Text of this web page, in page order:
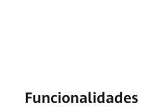
Funcionalidades